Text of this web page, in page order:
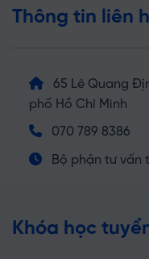
Thông tin liên
65 Lê Quang
phố Hồ Chí Minh
070 789 8386
Bộ phận tư vấn
Khóa học